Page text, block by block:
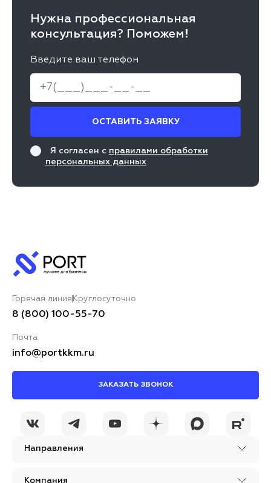
Нужна профессиональная
консультация? Поможем!
Введите ваш телефон
ОСТАВИТЬ ЗАЯВКУ
Я согласен с правилами обработки
персональных данных
Направления
Компания
Горячая линия Круглосуточно
8 (800) 100-55-70
Почта
info@portkkm.ru
ЗАКАЗАТЬ ЗВОНОК